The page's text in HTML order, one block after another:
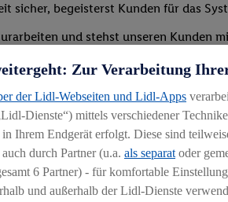
sicher, begeisterst Kunden für das
und stehst unseren Kunden
Zur Verarbeitung
der Lidl-Webseiten und Lidl-Apps
Dienste“) mittels verschiedener
Ihrem Endgerät erfolgt. Diese sind
durch Partner (u.a. als separat oder
6 Partner) - für komfortable
und außerhalb der Lidl-Dienste